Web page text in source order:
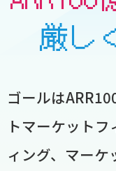
厳し
ゴールは
トマーケット
ィング、マーケ